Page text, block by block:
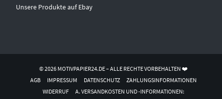
Unsere Produkte auf Ebay
© 2026 MOTIVPAPIER24.DE – ALLE RECHTE VORBEHALTEN ❤️
AGB
IMPRESSUM DATENSCHUTZ
ZAHLUNGSINFORMATIONEN
WIDERRUF
A. VERSANDKOSTEN UND -INFORMATIONEN: